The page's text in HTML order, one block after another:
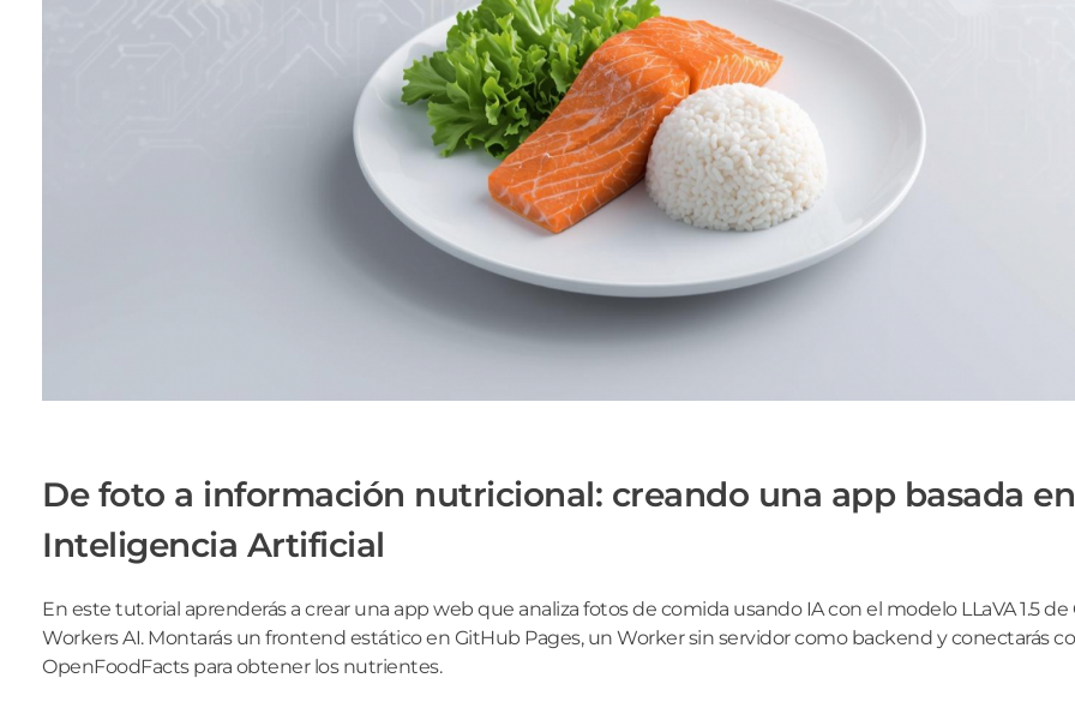
De foto a información nutricional: creando una app basada en
Inteligencia Artificial
En este tutorial aprenderás a crear una app web que analiza fotos de comida usando IA con el modelo LLaVA 1.5 de
Workers AI. Montarás un frontend estático en GitHub Pages, un Worker sin servidor como backend y conectarás
OpenFoodFacts para obtener los nutrientes.